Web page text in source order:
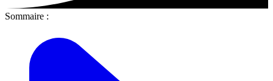
Sommaire :